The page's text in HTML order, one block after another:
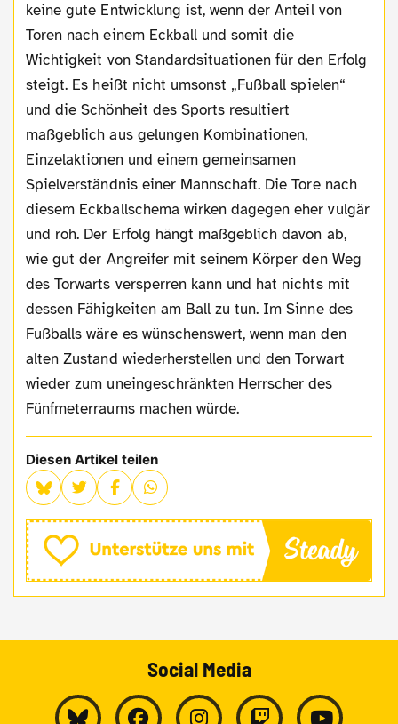
keine gute Entwicklung ist, wenn der Anteil von
Toren nach einem Eckball und somit die
Wichtigkeit von Standardsituationen für den Erfolg
steigt. Es heißt nicht umsonst „Fußball spielen“
und die Schönheit des Sports resultiert
maßgeblich aus gelungen Kombinationen,
Einzelaktionen und einem gemeinsamen
Spielverständnis einer Mannschaft. Die Tore nach
diesem Eckballschema wirken dagegen eher vulgär
und roh. Der Erfolg hängt maßgeblich davon ab,
wie gut der Angreifer mit seinem Körper den Weg
des Torwarts versperren kann und hat nichts mit
dessen Fähigkeiten am Ball zu tun. Im Sinne des
Fußballs wäre es wünschenswert, wenn man den
alten Zustand wiederherstellen und den Torwart
wieder zum uneingeschränkten Herrscher des
Fünfmeterraums machen würde.
Diesen Artikel teilen
Social Media